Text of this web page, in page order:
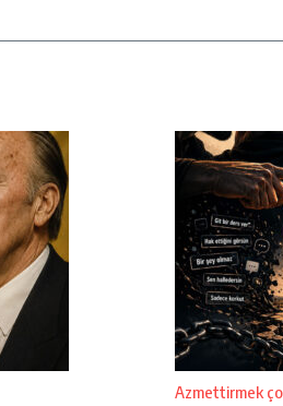
Azmettirmek